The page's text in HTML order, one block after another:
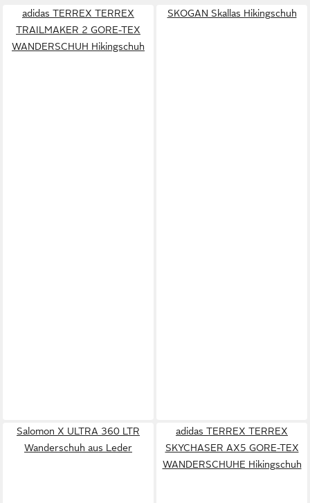
adidas TERREX TERREX
TRAILMAKER 2 GORE-TEX
WANDERSCHUH Hikingschuh
SKOGAN Skallas Hikingschuh
Salomon X ULTRA 360 LTR
Wanderschuh aus Leder
adidas TERREX TERREX
SKYCHASER AX5 GORE-TEX
WANDERSCHUHE Hikingschuh